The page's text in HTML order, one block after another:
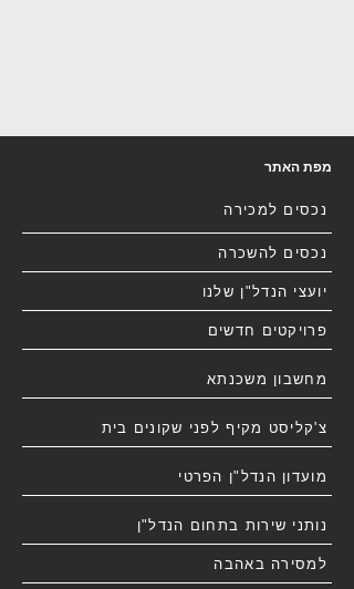
מפת האתר
נכסים למכירה
נכסים להשכרה
יועצי הנדל"ן שלנו
פרויקטים חדשים
מחשבון משכנתא
צ'קליסט מקיף לפני שקונים בית
מועדון הנדל"ן הפרטי
נותני שירות בתחום הנדל"ן
למסירה באהבה